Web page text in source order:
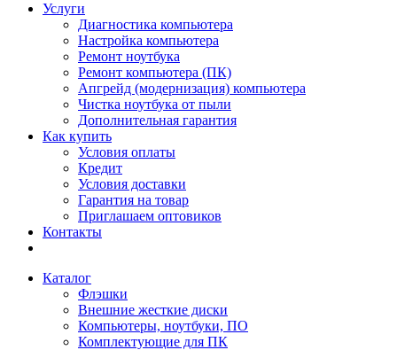
Услуги
Диагностика компьютера
Настройка компьютера
Ремонт ноутбука
Ремонт компьютера (ПК)
Апгрейд (модернизация) компьютера
Чистка ноутбука от пыли
Дополнительная гарантия
Как купить
Условия оплаты
Кредит
Условия доставки
Гарантия на товар
Приглашаем оптовиков
Контакты
Каталог
Флэшки
Внешние жесткие диски
Компьютеры, ноутбуки, ПО
Комплектующие для ПК